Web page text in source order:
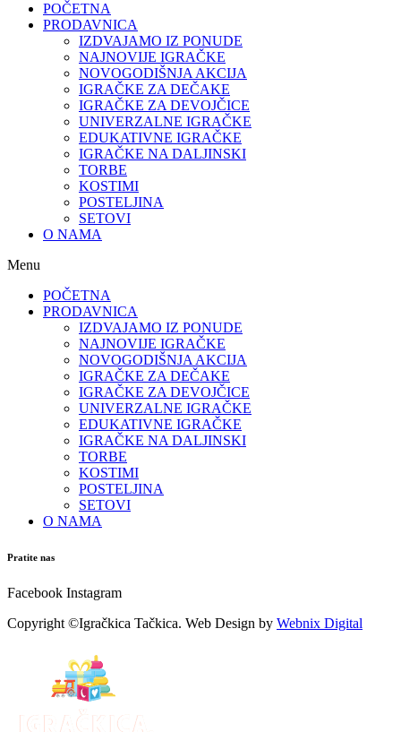
POČETNA
PRODAVNICA
IZDVAJAMO IZ PONUDE
NAJNOVIJE IGRAČKE
NOVOGODIŠNJA AKCIJA
IGRAČKE ZA DEČAKE
IGRAČKE ZA DEVOJČICE
UNIVERZALNE IGRAČKE
EDUKATIVNE IGRAČKE
IGRAČKE NA DALJINSKI
TORBE
KOSTIMI
POSTELJINA
SETOVI
O NAMA
Menu
POČETNA
PRODAVNICA
IZDVAJAMO IZ PONUDE
NAJNOVIJE IGRAČKE
NOVOGODIŠNJA AKCIJA
IGRAČKE ZA DEČAKE
IGRAČKE ZA DEVOJČICE
UNIVERZALNE IGRAČKE
EDUKATIVNE IGRAČKE
IGRAČKE NA DALJINSKI
TORBE
KOSTIMI
POSTELJINA
SETOVI
O NAMA
Pratite nas
Facebook Instagram
Copyright ©Igračkica Tačkica. Web Design by Webnix Digital